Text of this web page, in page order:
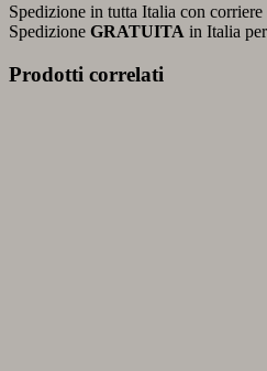
Spedizione in tutta Italia con corriere
Spedizione GRATUITA in Italia
Prodotti correlati